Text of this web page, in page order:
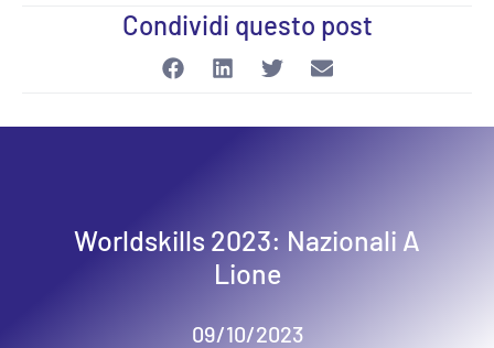
Condividi questo post
Worldskills 2023: Nazionali A
Lione
09/10/2023